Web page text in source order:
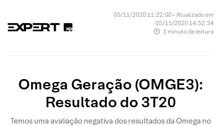
05/11/2020 11:22:00 • Atualizado em
05/11/2020 14:52:34
1 minuto de leitura
Omega Geração (OMGE3):
Resultado do 3T20
Temos uma avaliação negativa dos resultados da Omega no